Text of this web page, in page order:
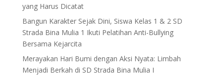
yang Harus Dicatat
Bangun Karakter Sejak Dini, Siswa Kelas 1 & 2 SD
Strada Bina Mulia 1 Ikuti Pelatihan Anti-Bullying
Bersama Kejarcita
Merayakan Hari Bumi dengan Aksi Nyata: Limbah
Menjadi Berkah di SD Strada Bina Mulia I